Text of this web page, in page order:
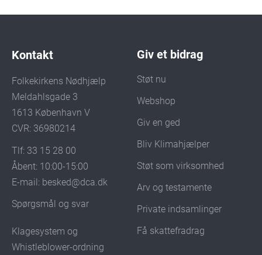
Kontakt
Folkekirkens Nødhjælp
Meldahlsgade 3
1613 København V
CVR: 36980214
Tlf: 33 15 28 00
Åbent: 10:00-15:00
E-mail: besked@dca.dk
Spørgsmål og svar
Klagesystem og
Whistleblower-ordning
Giv et bidrag
Støt nu
Webshop
Giv en ged
Bliv Klimahjælper
Støt som virksomhed
Arv og testamente
Private indsamlinger
Få skattefradrag